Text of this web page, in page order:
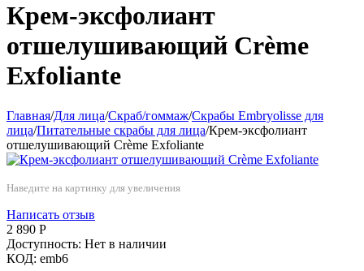
Крем-эксфолиант
отшелушивающий Crème
Exfoliante
Главная/Для лица/Скраб/гоммаж/Скрабы Embryolisse для
лица/Питательные скрабы для лица/Крем-эксфолиант
отшелушивающий Crème Exfoliante
Наведите на картинку для увеличения
Написать отзыв
2 890 Р
Доступность: Нет в наличии
КОД: emb6